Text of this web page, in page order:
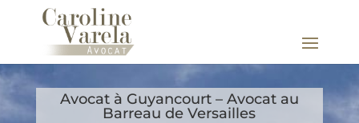
Avocat à Guyancourt – Avocat au
Barreau de Versailles